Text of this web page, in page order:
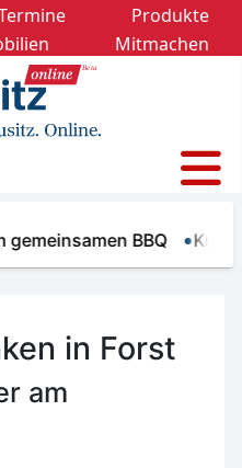
Produkte
Mitmachen
BBQ
in Forst
am